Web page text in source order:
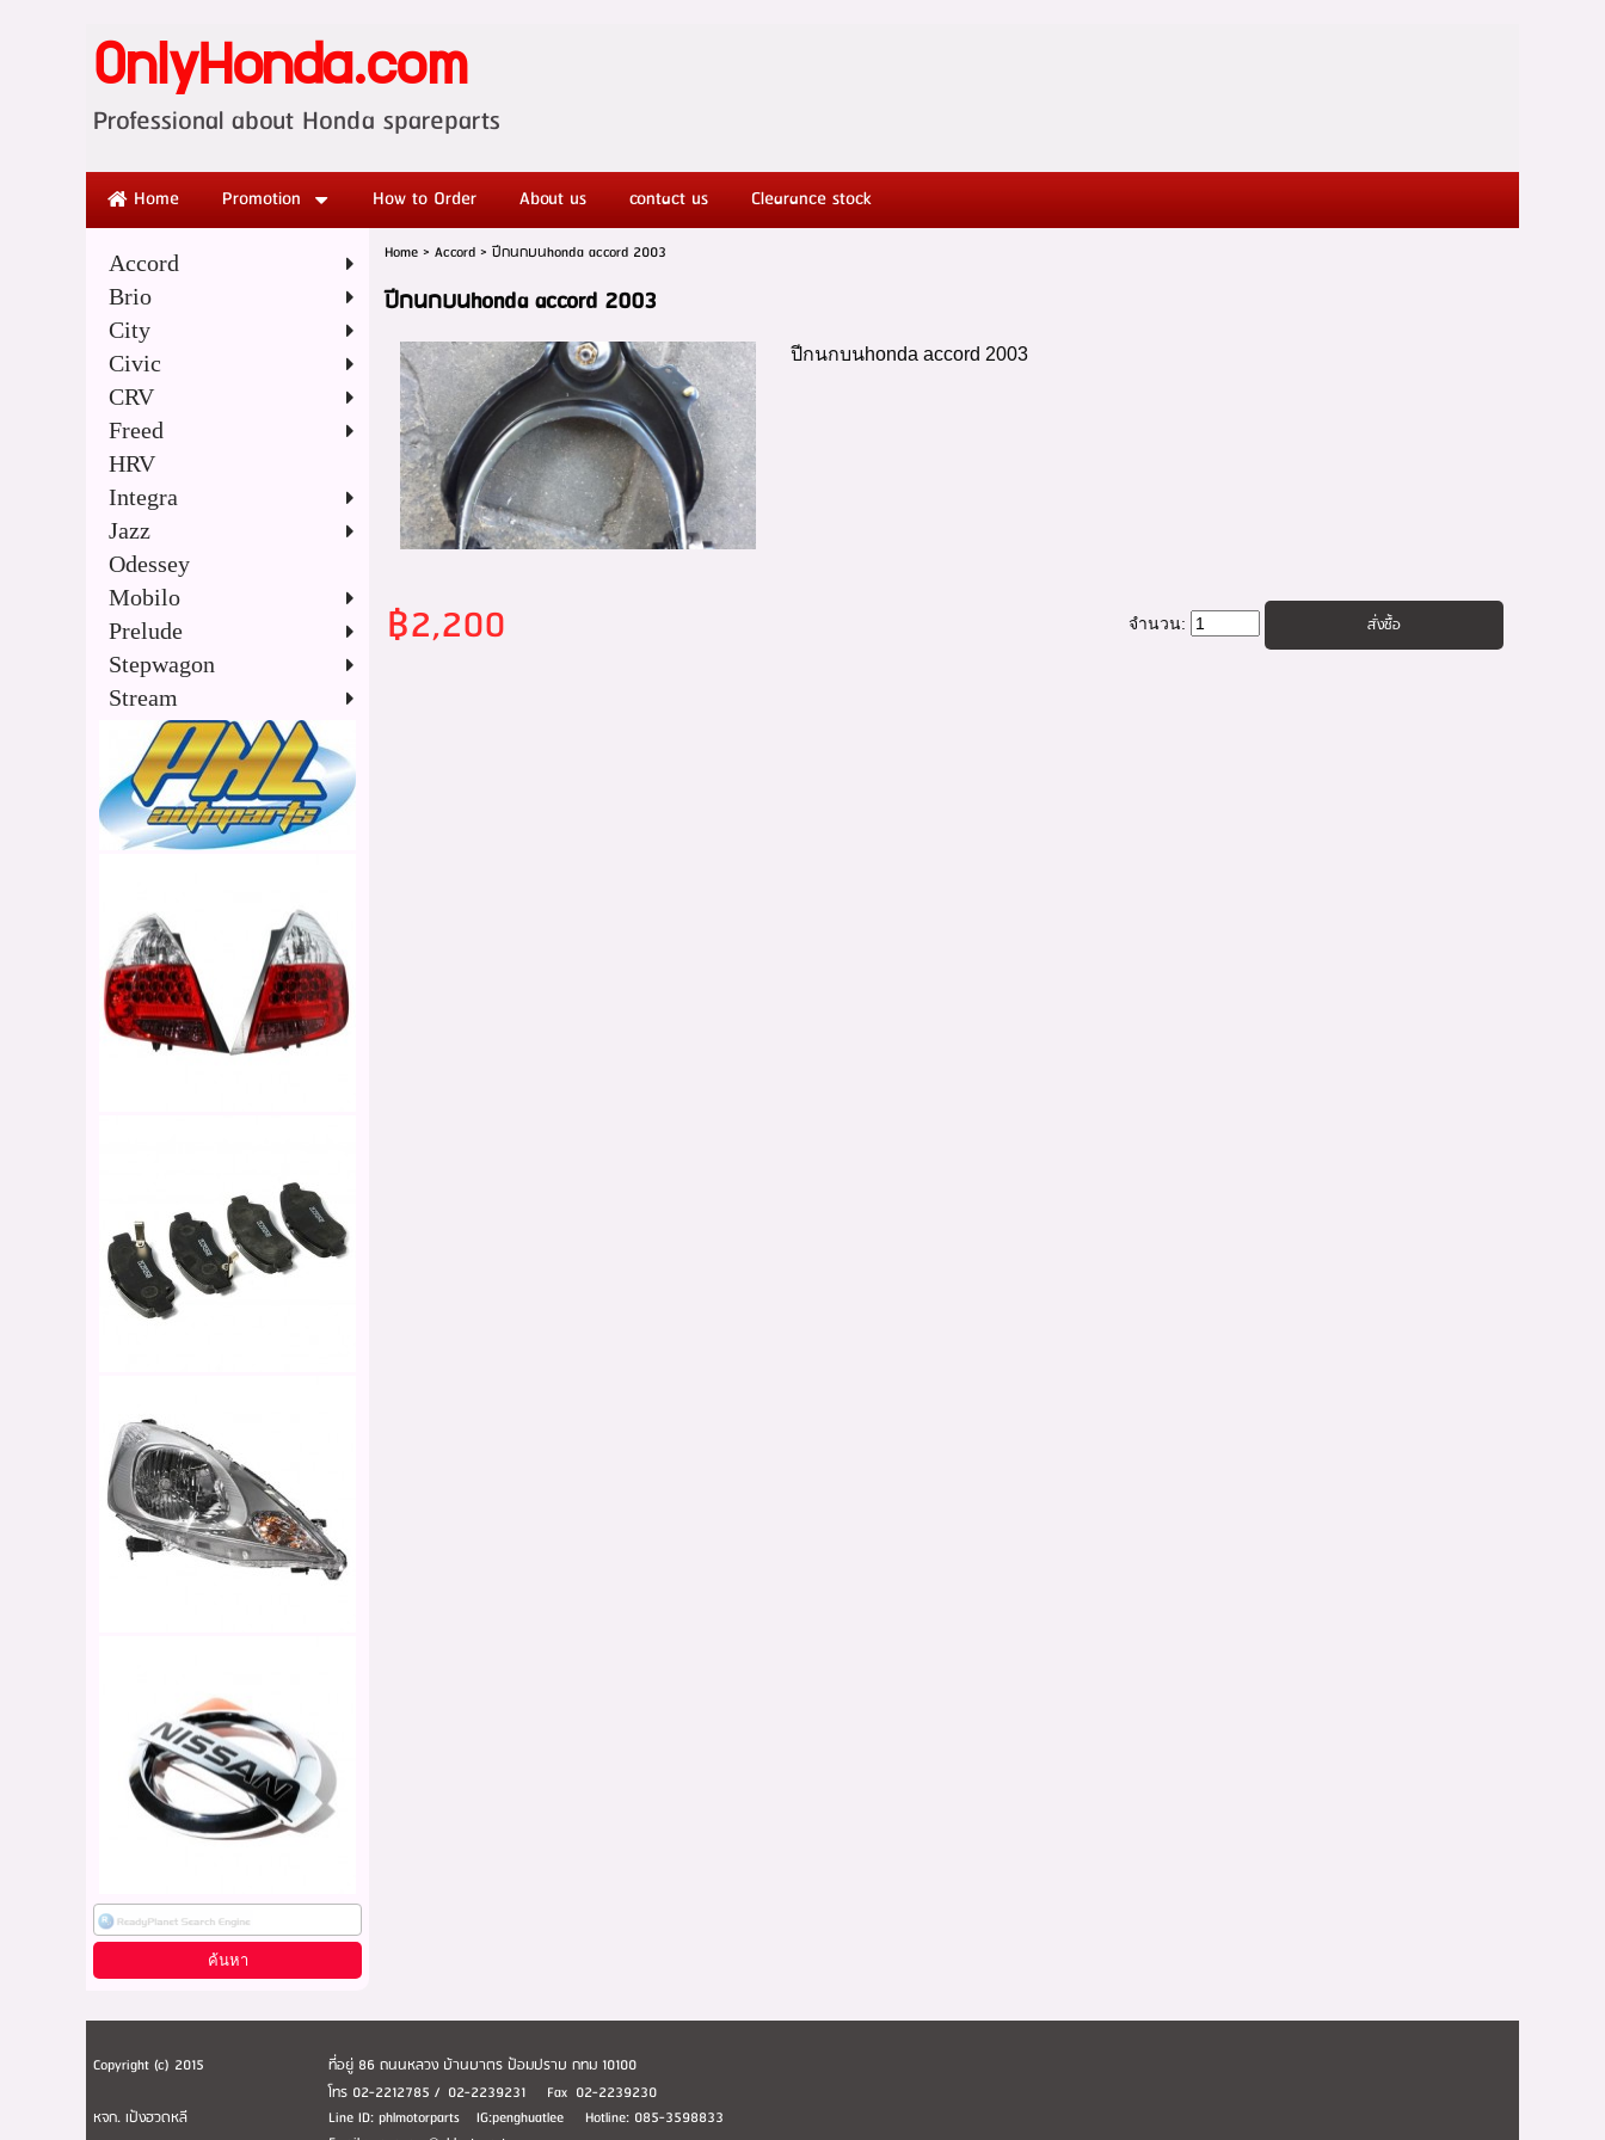
OnlyHonda.com
Professional about Honda spareparts
Home Promotion How to Order About us contact us Clearance stock
Accord
Brio
City
Civic
CRV
Freed
HRV
Integra
Jazz
Odessey
Mobilo
Prelude
Stepwagon
Stream
Home> Accord> ปีกนกบนhonda accord 2003
ปีกนกบนhonda accord 2003
ปีกนกบนhonda accord 2003
฿2,200 จำนวน:
Copyright (c) 2015 ที่อยู่ 86 ถนนหลวง บ้านบาตร ป้อมปราบ กทม 10100
หจก. เป้งฮวดหลี
โทร 02-2212785 / 02-2239231 Fax 02-2239230
Line ID: phlmotorparts IG:penghuatlee Hotline: 085-3598833